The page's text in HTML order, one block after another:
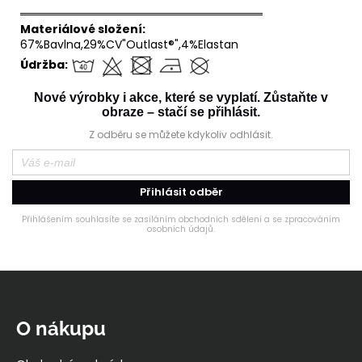
══════════════════════════════
Materiálové složení:
67%Bavlna,29%CV"Outlast®",4%Elastan
Údržba:
Nové výrobky i akce, které se vyplatí. Zůstaňte v
obraze – stačí se přihlásit.
Z odběru se můžete kdykoliv odhlásit.
Přihlásit odběr
Přihlášením souhlasíte se zasíláním obchodních sdělení a se zpracováním
osobních údajů.
O nákupu